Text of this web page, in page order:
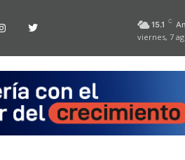
15.1 C
viernes, 7